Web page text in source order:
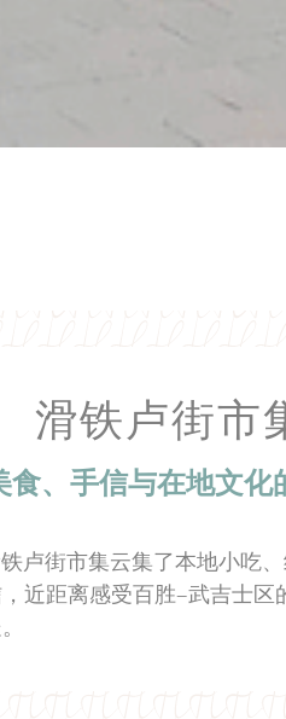
滑铁卢街市
食、手信与在地文化
卢街市集云集了本地小吃、
近距离感受百胜—武吉士区